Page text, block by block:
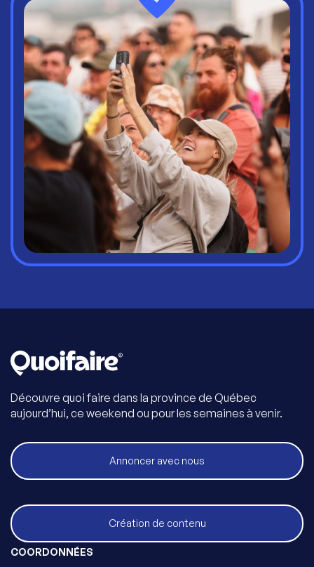
Découvre quoi faire dans la province de Québec
aujourd’hui, ce weekend ou pour les semaines à venir.
Annoncer avec nous
Création de contenu
COORDONNÉES